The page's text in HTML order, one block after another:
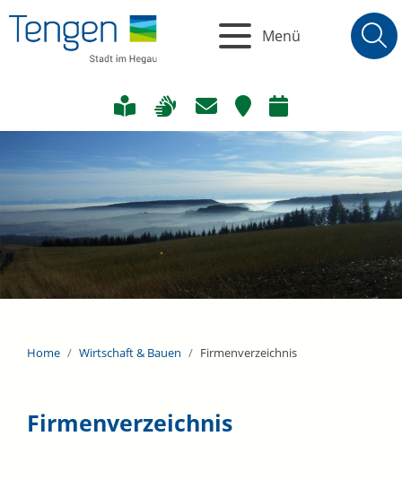
Menü
Home Wirtschaft & Bauen Firmenverzeichnis
Firmenverzeichnis